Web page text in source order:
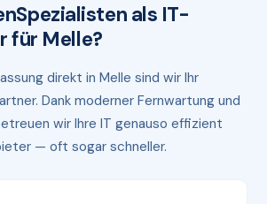
als IT-
für Melle?
direkt in Melle sind wir Ihr
Dank moderner Fernwartung und
wir Ihre IT genauso effizient
— oft sogar schneller.